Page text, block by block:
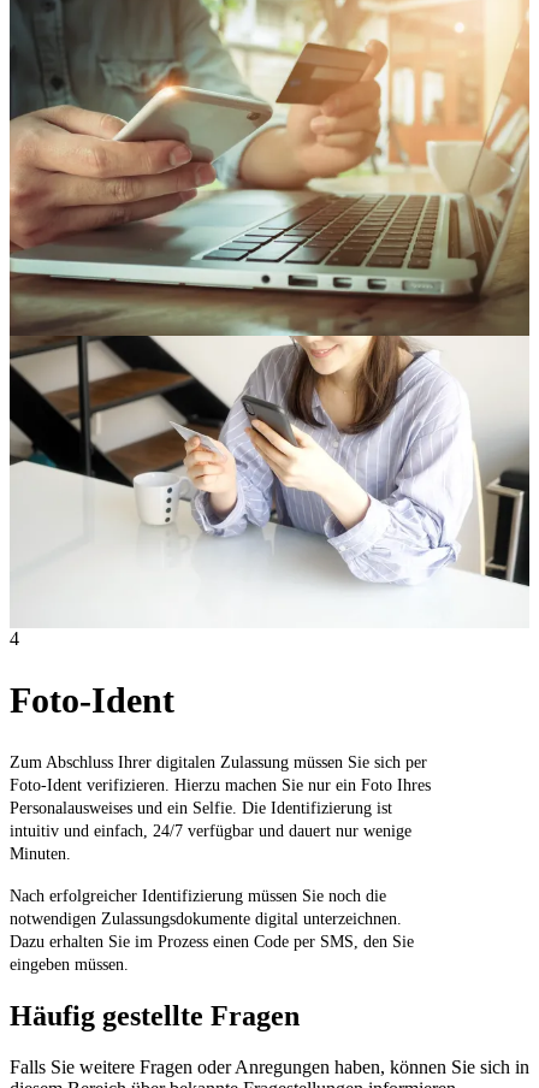
4
Foto-Ident
Zum Abschluss Ihrer digitalen Zulassung müssen Sie sich per
Foto-Ident verifizieren. Hierzu machen Sie nur ein Foto Ihres
Personalausweises und ein Selfie. Die Identifizierung ist
intuitiv und einfach, 24/7 verfügbar und dauert nur wenige
Minuten.
Nach erfolgreicher Identifizierung müssen Sie noch die
notwendigen Zulassungsdokumente digital unterzeichnen.
Dazu erhalten Sie im Prozess einen Code per SMS, den Sie
eingeben müssen.
Häufig gestellte Fragen
Falls Sie weitere Fragen oder Anregungen haben, können Sie sich in